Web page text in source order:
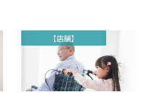
【店舗】